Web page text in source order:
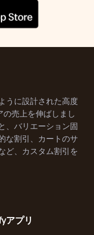
うに設計された高度
売上を伸ばしまし
、バリエーション固
な割引、カートのサ
ど、カスタム割引を
アプリ